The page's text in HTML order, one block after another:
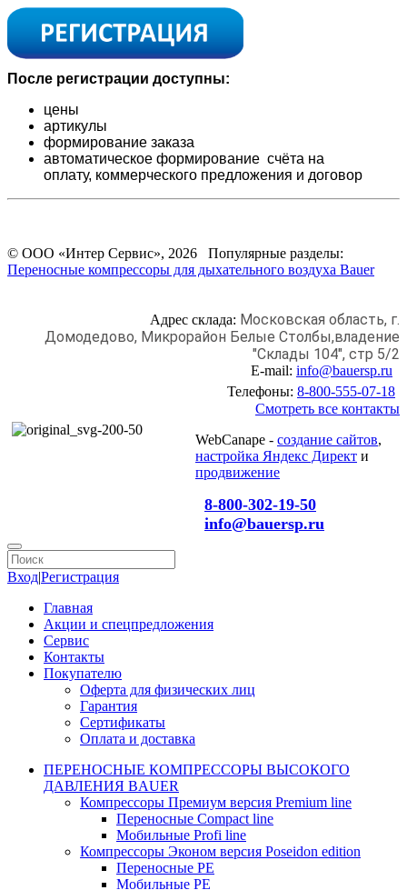
После регистрации доступны:
цены
артикулы
формирование заказа
автоматическое формирование счёта на
оплату, коммерческого предложения и договор
© ООО «Интер Сервис», 2026 Популярные разделы:
Переносные компрессоры для дыхательного воздуха Bauer
Адрес склада: Московская область, г.
Домодедово, Микрорайон Белые Столбы,владение
"Склады 104", стр 5/2
E-mail: info@bauersp.ru
Телефоны: 8-800-555-07-18
Смотреть все контакты
WebCanape - создание сайтов,
настройка Яндекс Директ и
продвижение
8-800-302-19-50
info@bauersp.ru
Вход|Регистрация
Главная
Акции и спецпредложения
Сервис
Контакты
Покупателю
Оферта для физических лиц
Гарантия
Сертификаты
Оплата и доставка
ПЕРЕНОСНЫЕ КОМПРЕССОРЫ ВЫСОКОГО
ДАВЛЕНИЯ BAUER
Компрессоры Премиум версия Premium line
Переносные Compact line
Мобильные Profi line
Компрессоры Эконом версия Poseidon edition
Переносные PE
Мобильные PE